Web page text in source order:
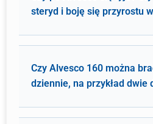
steryd i boję się przyrostu
Czy Alvesco 160 można
dziennie, na przykład dwie